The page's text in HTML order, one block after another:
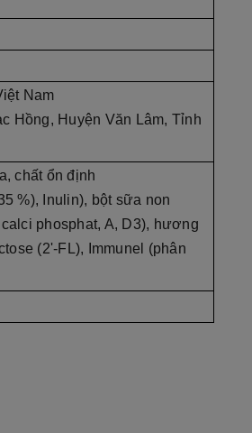
Nam
Hồng, Huyện Văn Lâm, Tỉnh
chất ổn định
%), Inulin), bột sữa non
phosphat, A, D3), hương
(2'-FL), Immunel (phân